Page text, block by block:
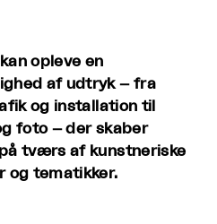
opleve en
af udtryk – fra
og installation til
foto – der skaber
tværs af kunstneriske
og tematikker.